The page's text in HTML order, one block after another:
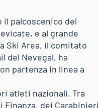
il palcoscenico del
e al grande
Ski Area, il comitato
del Nevegal, ha
partenza in linea a
atleti nazionali. Tra
dei Carabinieri